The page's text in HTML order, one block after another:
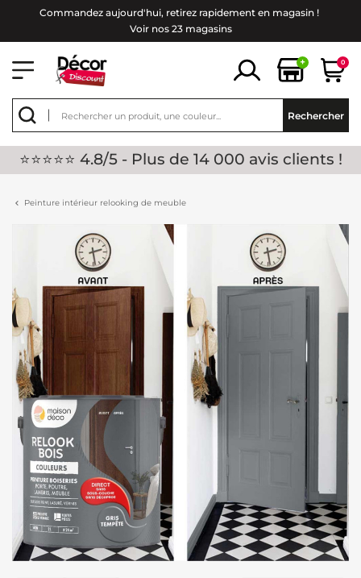
Commandez aujourd'hui, retirez rapidement en magasin !
Voir nos 23 magasins
+ 0
Rechercher
⭐⭐⭐⭐⭐ 4.8/5 - Plus de 14 000 avis clients !
Peinture intérieur relooking de meuble